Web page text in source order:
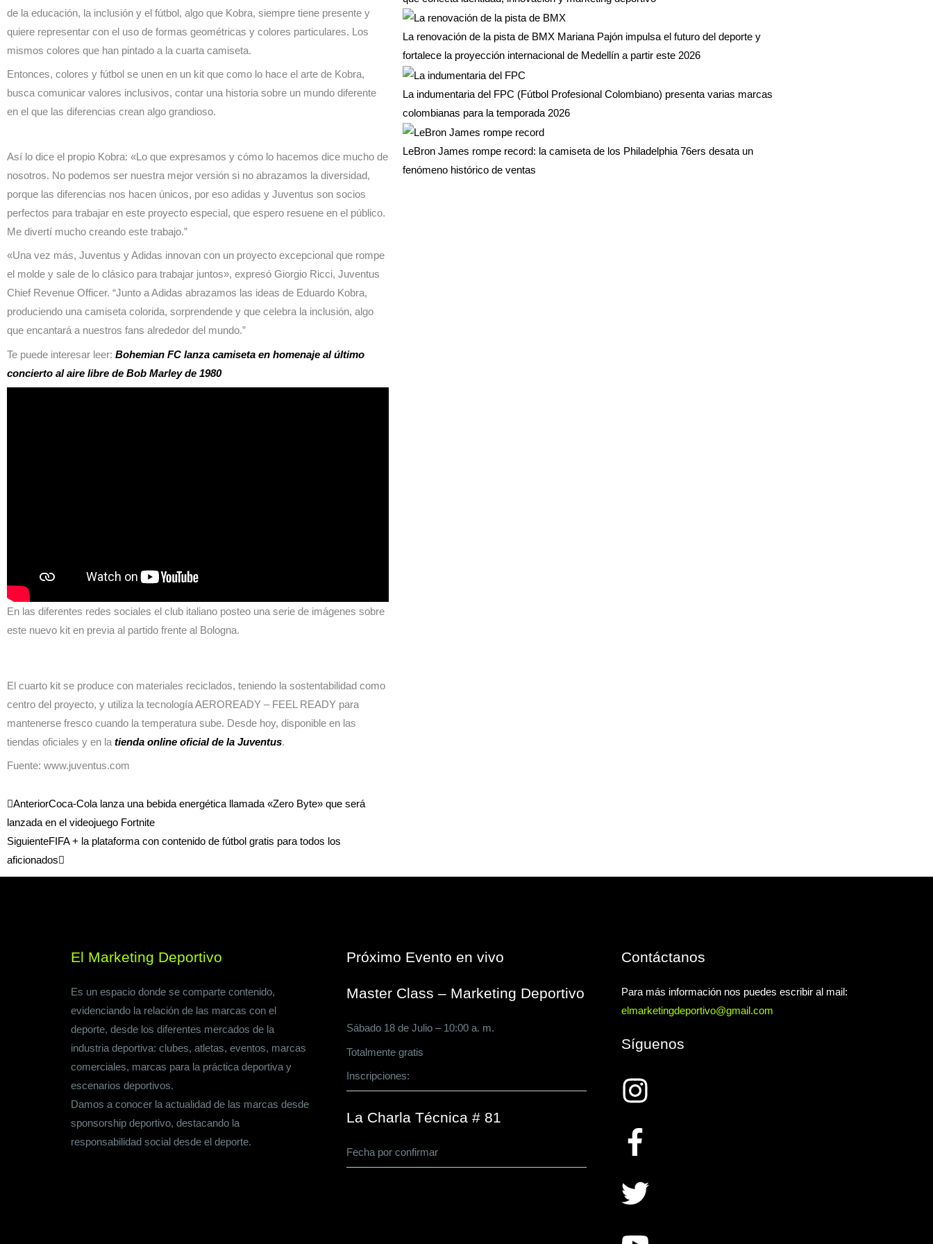
de la educación, la inclusión y el fútbol, algo que Kobra, siempre tiene presente y
quiere representar con el uso de formas geométricas y colores particulares. Los
mismos colores que han pintado a la cuarta camiseta.
Entonces, colores y fútbol se unen en un kit que como lo hace el arte de Kobra,
busca comunicar valores inclusivos, contar una historia sobre un mundo diferente
en el que las diferencias crean algo grandioso.
Así lo dice el propio Kobra: «Lo que expresamos y cómo lo hacemos dice mucho de
nosotros. No podemos ser nuestra mejor versión si no abrazamos la diversidad,
porque las diferencias nos hacen únicos, por eso adidas y Juventus son socios
perfectos para trabajar en este proyecto especial, que espero resuene en el público.
Me divertí mucho creando este trabajo.”
«Una vez más, Juventus y Adidas innovan con un proyecto excepcional que rompe
el molde y sale de lo clásico para trabajar juntos», expresó Giorgio Ricci, Juventus
Chief Revenue Officer. “Junto a Adidas abrazamos las ideas de Eduardo Kobra,
produciendo una camiseta colorida, sorprendende y que celebra la inclusión, algo
que encantará a nuestros fans alrededor del mundo.”
Te puede interesar leer: Bohemian FC lanza camiseta en homenaje al último
concierto al aire libre de Bob Marley de 1980
En las diferentes redes sociales el club italiano posteo una serie de imágenes sobre
este nuevo kit en previa al partido frente al Bologna.
El cuarto kit se produce con materiales reciclados, teniendo la sostentabilidad como
centro del proyecto, y utiliza la tecnología AEROREADY – FEEL READY para
mantenerse fresco cuando la temperatura sube. Desde hoy, disponible en las
tiendas oficiales y en la tienda online oficial de la Juventus.
Fuente: www.juventus.com
Ant
AnteriorCoca-Cola lanza una bebida energética llamada «Zero Byte» que será
lanzada en el videojuego Fortnite
SiguienteFIFA + la plataforma con contenido de fútbol gratis para todos los
aficionados
Siguiente
La renovación de la pista de BMX Mariana Pajón impulsa el futuro del deporte y
fortalece la proyección internacional de Medellín a partir este 2026
La indumentaria del FPC (Fútbol Profesional Colombiano) presenta varias marcas
colombianas para la temporada 2026
LeBron James rompe record: la camiseta de los Philadelphia 76ers desata un
fenómeno histórico de ventas
El Marketing Deportivo
Es un espacio donde se comparte contenido,
evidenciando la relación de las marcas con el
deporte, desde los diferentes mercados de la
industria deportiva: clubes, atletas, eventos, marcas
comerciales, marcas para la práctica deportiva y
escenarios deportivos.
Damos a conocer la actualidad de las marcas desde
sponsorship deportivo, destacando la
responsabilidad social desde el deporte.
Próximo Evento en vivo
Master Class – Marketing Deportivo
Sábado 18 de Julio – 10:00 a. m.
Totalmente gratis
Inscripciones:
La Charla Técnica # 81
Fecha por confirmar
Contáctanos
Para más información nos puedes escribir al mail:
elmarketingdeportivo@gmail.com
Síguenos